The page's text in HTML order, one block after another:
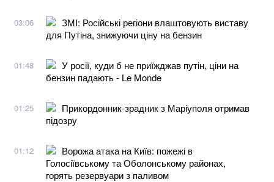
03:06
ЗМІ: Російські регіони влаштовують виставу
для Путіна, знижуючи ціну на бензин
01:48
У росії, куди б не приїжджав путін, ціни на
бензин падають - Le Monde
01:25
Прикордонник-зрадник з Маріуполя отримав
підозру
01:12
Ворожа атака на Київ: пожежі в
Голосіївському та Оболонському районах,
горять резервуари з паливом